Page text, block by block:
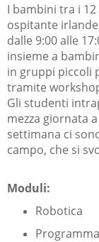
I bambini tra i
ospitante
dalle 9:00 alle
insieme a
in gruppi piccoli
tramite
Gli studenti
mezza giornata
settimana ci
campo, che si
Moduli:
Robotica